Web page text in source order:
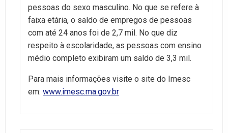
pessoas do sexo masculino. No que se refere à
faixa etária, o saldo de empregos de pessoas
com até 24 anos foi de 2,7 mil. No que diz
respeito à escolaridade, as pessoas com ensino
médio completo exibiram um saldo de 3,3 mil.
Para mais informações visite o site do Imesc
em: www.imesc.ma.gov.br